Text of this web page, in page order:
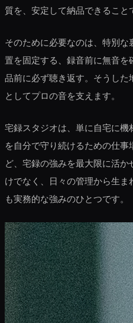
質を、安定して納品できること
そのために必要なのは、特別
置を固定する、録音前に無音
品前に必ず聴き返す。そうし
としてプロの音を支えます。
宅録スタジオは、単に自宅に
を自分で守り続けるための仕
ど、宅録の強みを最大限に活
けでなく、日々の管理から生
も実務的な強みのひとつです。